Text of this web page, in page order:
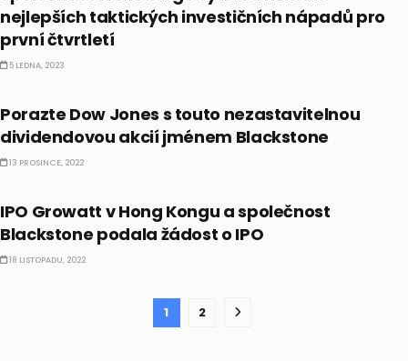
nejlepších taktických investičních nápadů pro
první čtvrtletí
5 LEDNA, 2023
Porazte Dow Jones s touto nezastavitelnou
dividendovou akcií jménem Blackstone
13 PROSINCE, 2022
IPO Growatt v Hong Kongu a společnost
Blackstone podala žádost o IPO
18 LISTOPADU, 2022
1 2